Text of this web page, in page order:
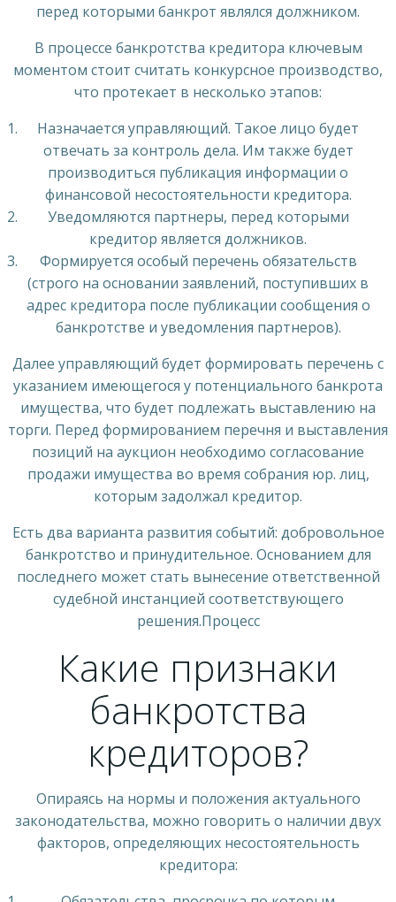
перед которыми банкрот являлся должником.
В процессе банкротства кредитора ключевым
моментом стоит считать конкурсное производство,
что протекает в несколько этапов:
Назначается управляющий. Такое лицо будет
отвечать за контроль дела. Им также будет
производиться публикация информации о
финансовой несостоятельности кредитора.
Уведомляются партнеры, перед которыми
кредитор является должников.
Формируется особый перечень обязательств
(строго на основании заявлений, поступивших в
адрес кредитора после публикации сообщения о
банкротстве и уведомления партнеров).
Далее управляющий будет формировать перечень с
указанием имеющегося у потенциального банкрота
имущества, что будет подлежать выставлению на
торги. Перед формированием перечня и выставления
позиций на аукцион необходимо согласование
продажи имущества во время собрания юр. лиц,
которым задолжал кредитор.
Есть два варианта развития событий: добровольное
банкротство и принудительное. Основанием для
последнего может стать вынесение ответственной
судебной инстанцией соответствующего
решения.Процесс
Какие признаки
банкротства
кредиторов?
Опираясь на нормы и положения актуального
законодательства, можно говорить о наличии двух
факторов, определяющих несостоятельность
кредитора: